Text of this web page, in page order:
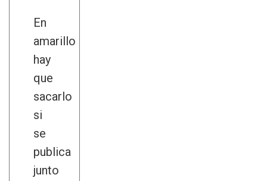
En
amarillo
hay
que
sacarlo
si
se
publica
junto